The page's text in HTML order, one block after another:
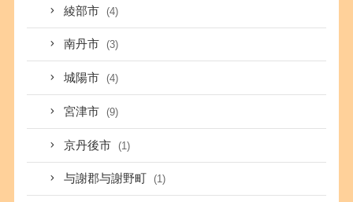
綾部市 (4)
南丹市 (3)
城陽市 (4)
宮津市 (9)
京丹後市 (1)
与謝郡与謝野町 (1)